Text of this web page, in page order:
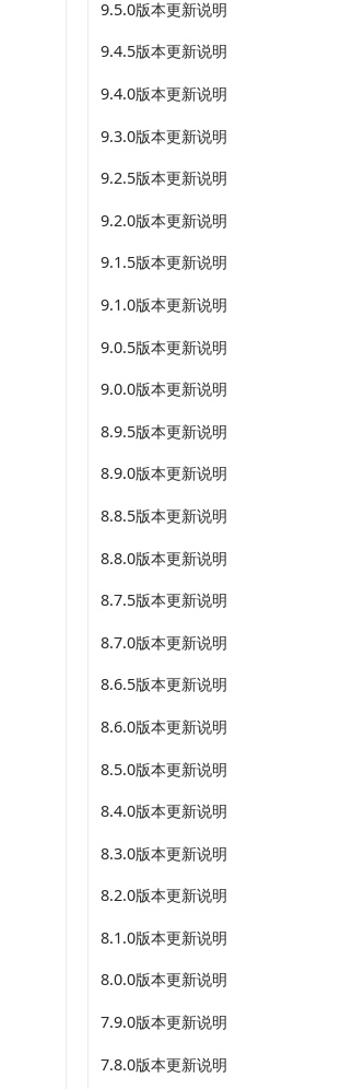
9.5.0版本更新说明
9.4.5版本更新说明
9.4.0版本更新说明
9.3.0版本更新说明
9.2.5版本更新说明
9.2.0版本更新说明
9.1.5版本更新说明
9.1.0版本更新说明
9.0.5版本更新说明
9.0.0版本更新说明
8.9.5版本更新说明
8.9.0版本更新说明
8.8.5版本更新说明
8.8.0版本更新说明
8.7.5版本更新说明
8.7.0版本更新说明
8.6.5版本更新说明
8.6.0版本更新说明
8.5.0版本更新说明
8.4.0版本更新说明
8.3.0版本更新说明
8.2.0版本更新说明
8.1.0版本更新说明
8.0.0版本更新说明
7.9.0版本更新说明
7.8.0版本更新说明